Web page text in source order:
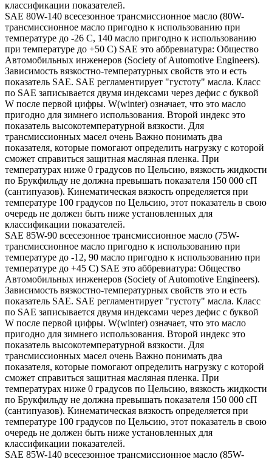
классификации показателей.
SAE 80W-140 всесезонное трансмиссионное масло (80W-
трансмиссионное масло пригодно к использованию при
температуре до -26 С, 140 масло пригодно к использованию
при температуре до +50 С) SAE это аббревиатура: Общество
Автомобильных инженеров (Society of Automotive Engineers).
Зависимость вязкостно-температурных свойств это и есть
показатель SAE. SAE регламентирует "густоту" масла. Класс
по SAE записывается двумя индексами через дефис с буквой
W после первой цифры. W(winter) означает, что это масло
пригодно для зимнего использования. Второй индекс это
показатель высокотемпературной вязкости. Для
трансмиссионных масел очень Важно понимать два
показателя, которые помогают определить нагрузку с которой
сможет справиться защитная масляная пленка. При
температурах ниже 0 градусов по Цельсию, вязкость жидкости
по Брукфильду не должна превышать показателя 150 000 сП
(сантипуазов). Кинематическая вязкость определяется при
температуре 100 градусов по Цельсию, этот показатель в свою
очередь не должен быть ниже установленных для
классификации показателей.
SAE 85W-90 всесезонное трансмиссионное масло (75W-
трансмиссионное масло пригодно к использованию при
температуре до -12, 90 масло пригодно к использованию при
температуре до +45 С) SAE это аббревиатура: Общество
Автомобильных инженеров (Society of Automotive Engineers).
Зависимость вязкостно-температурных свойств это и есть
показатель SAE. SAE регламентирует "густоту" масла. Класс
по SAE записывается двумя индексами через дефис с буквой
W после первой цифры. W(winter) означает, что это масло
пригодно для зимнего использования. Второй индекс это
показатель высокотемпературной вязкости. Для
трансмиссионных масел очень Важно понимать два
показателя, которые помогают определить нагрузку с которой
сможет справиться защитная масляная пленка. При
температурах ниже 0 градусов по Цельсию, вязкость жидкости
по Брукфильду не должна превышать показателя 150 000 сП
(сантипуазов). Кинематическая вязкость определяется при
температуре 100 градусов по Цельсию, этот показатель в свою
очередь не должен быть ниже установленных для
классификации показателей.
SAE 85W-140 всесезонное трансмиссионное масло (85W-